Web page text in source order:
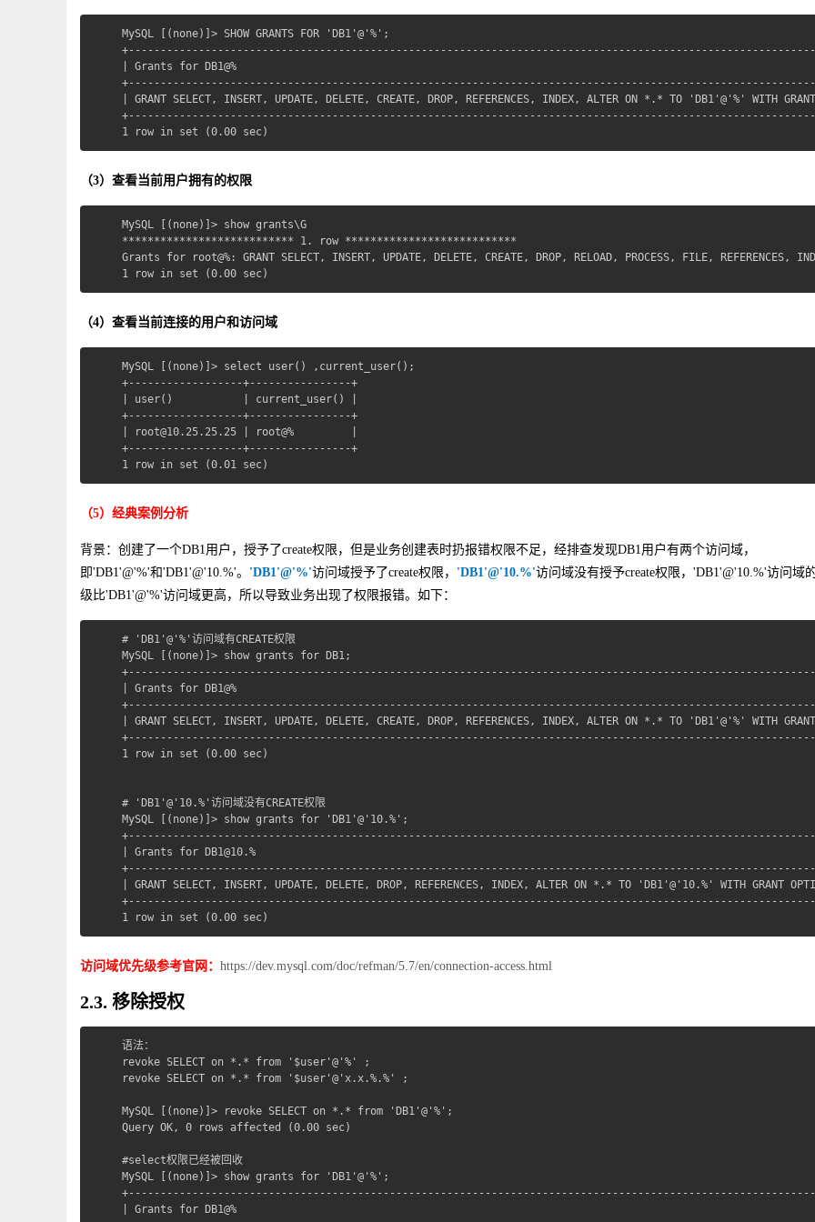
MySQL [(none)]> SHOW GRANTS FOR 'DB1'@'%';
| Grants for DB1@%
| GRANT SELECT, INSERT, UPDATE, DELETE, CREATE, DROP, REFERENCES, INDEX, ALTER ON *.* TO 'DB1'@'%' WITH GRANT
1 row in set (0.00 sec)
（3）查看当前用户拥有的权限
MySQL [(none)]> show grants\G
*************************** 1. row ***************************
Grants for root@%: GRANT SELECT, INSERT, UPDATE, DELETE, CREATE, DROP, RELOAD, PROCESS, FILE, REFERENCES,
1 row in set (0.00 sec)
（4）查看当前连接的用户和访问域
MySQL [(none)]> select user() ,current_user();
+------------------+----------------+
| user()           | current_user() |
+------------------+----------------+
| root@10.25.25.25 | root@%         |
+------------------+----------------+
1 row in set (0.01 sec)
（5）经典案例分析
背景：创建了一个DB1用户，授予了create权限，但是业务创建表时扔报错权限不足，经排查发现DB1用户有两个访问域，
即'DB1'@'%'和'DB1'@'10.%'。 'DB1'@'%'访问域授予了create权限， 'DB1'@'10.%'访问域没有授予create权限，'DB1'@'10.%'访问域
级比'DB1'@'%'访问域更高，所以导致业务出现了权限报错。如下：
# 'DB1'@'%'访问域有CREATE权限
MySQL [(none)]> show grants for DB1;
| Grants for DB1@%
| GRANT SELECT, INSERT, UPDATE, DELETE, CREATE, DROP, REFERENCES, INDEX, ALTER ON *.* TO 'DB1'@'%' WITH GRANT
1 row in set (0.00 sec)
# 'DB1'@'10.%'访问域没有CREATE权限
MySQL [(none)]> show grants for 'DB1'@'10.%';
| Grants for DB1@10.%
| GRANT SELECT, INSERT, UPDATE, DELETE, DROP, REFERENCES, INDEX, ALTER ON *.* TO 'DB1'@'10.%' WITH GRANT
1 row in set (0.00 sec)
访问域优先级参考官网： https://dev.mysql.com/doc/refman/5.7/en/connection-access.html
2.3. 移除授权
语法：
revoke SELECT on *.* from '$user'@'%' ;
revoke SELECT on *.* from '$user'@'x.x.%.%' ;
MySQL [(none)]> revoke SELECT on *.* from 'DB1'@'%';
Query OK, 0 rows affected (0.00 sec)
#select权限已经被回收
MySQL [(none)]> show grants for 'DB1'@'%';
+------------------------------------------------------------------------------------------------------------
| Grants for DB1@%                                                                                           |